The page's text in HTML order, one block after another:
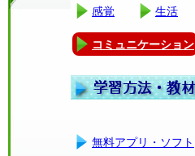
感覚 生活
コミュニケーション
無料アプリ・ソフト